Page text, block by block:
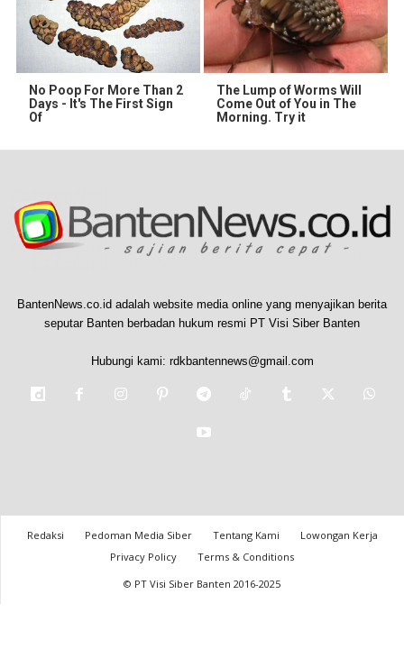
No Poop For More Than 2
Days - It's The First Sign
Of
The Lump of Worms Will
Come Out of You in The
Morning. Try it
BantenNews.co.id adalah website media online yang menyajikan berita
seputar Banten berbadan hukum resmi PT Visi Siber Banten
Hubungi kami: rdkbantennews@gmail.com
Redaksi Pedoman Media Siber Tentang Kami
Lowongan Kerja
Privacy Policy
Terms & Conditions
© PT Visi Siber Banten 2016-2025